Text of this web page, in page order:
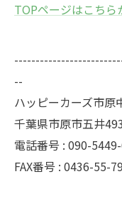
TOPページはこちら
--
ハッピーカーズ市原
千葉県市原市五井
電話番号 : 090-
FAX番号 : 0436-55-